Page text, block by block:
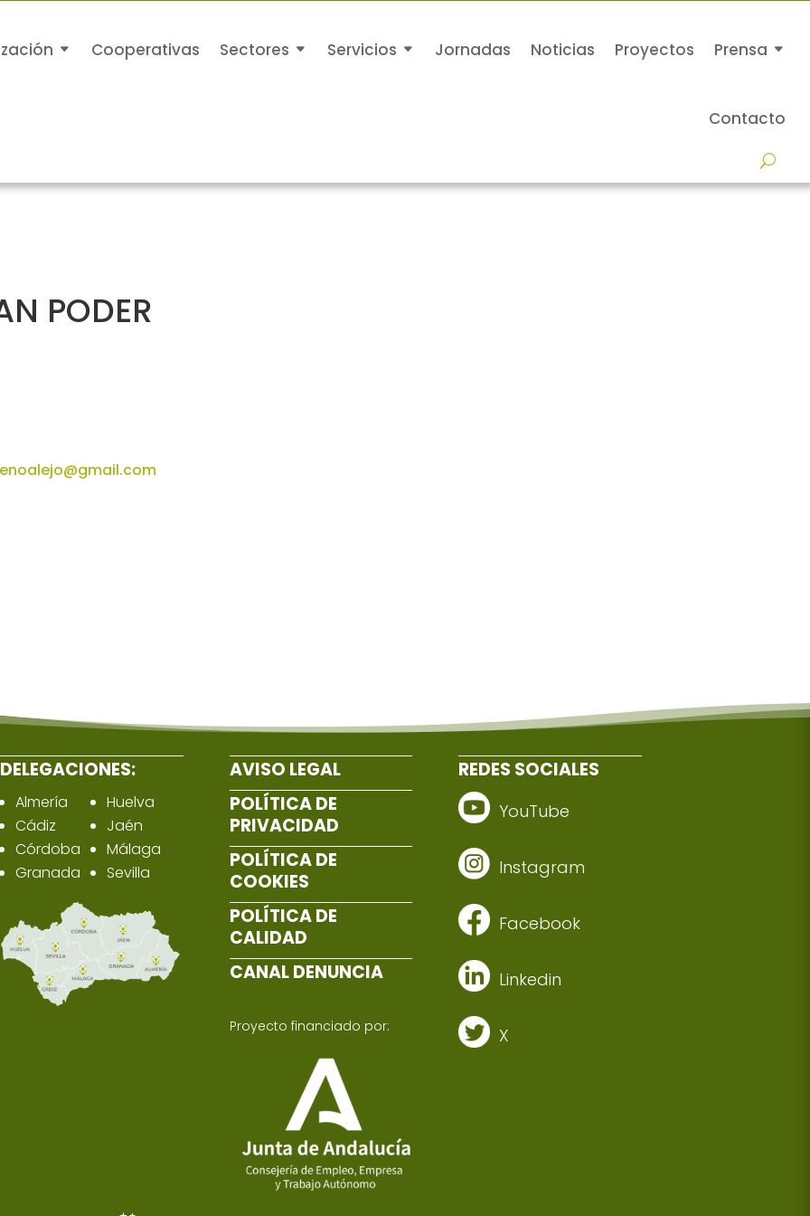
Cooperativas Sectores Servicios Jornadas Noticias Proyectos Prensa
Contacto
PODER
DELEGACIONES:
Almería
Cádiz
Córdoba
Granada
Huelva
Jaén
Málaga
Sevilla
AVISO LEGAL
POLÍTICA DE
PRIVACIDAD
POLÍTICA DE
COOKIES
POLÍTICA DE
CALIDAD
CANAL DENUNCIA
Proyecto financiado por:
REDES SOCIALES
YouTube
Instagram
Facebook
Linkedin
X